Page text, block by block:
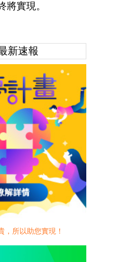
新速報
，所以助您實現！
將實現。